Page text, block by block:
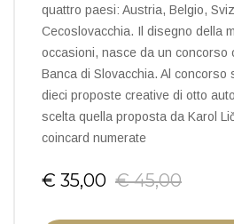
quattro paesi: Austria, Belgio,
Cecoslovacchia. Il disegno della
occasioni, nasce da un concorso
Banca di Slovacchia. Al
dieci proposte creative di otto
scelta quella proposta da Karol
coincard numerate
€ 35,00 € 45,00